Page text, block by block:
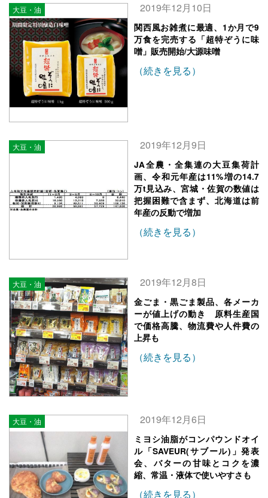
大豆・油 2019年12月10日
関西風お雑煮に最適、1か月で9
万食を完売する「超特ぞうに味
噌」販売開始/大源味噌
（続きを見る）
大豆・油 2019年12月9日
JA全農・全集連の大豆集荷計
画、令和元年産は11%増の14.7
万t見込み、宮城・佐賀の数値は
把握困難で含まず、北海道は前
年産の反動で増加
（続きを見る）
大豆・油 2019年12月8日
金ごま・黒ごま製品、各メーカ
ーが値上げの動き 原料生産国
で価格高騰、物流費や人件費の
上昇も
（続きを見る）
大豆・油 2019年12月6日
ミヨシ油脂がコンパウンドオイ
ル「SAVEUR(サブール)」発表
会、バターの甘味とコクを濃
縮、常温・液体で使いやすさも
（続きを見る）